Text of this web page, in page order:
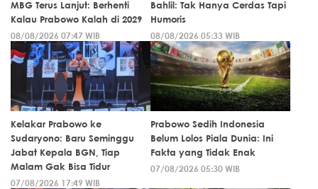
MBG Terus Lanjut: Berhenti
Kalau Prabowo Kalah di 2029
08/08/2026 07:47 WIB
Bahlil: Tak Hanya Cerdas Tapi
Humoris
08/08/2026 05:33 WIB
Kelakar Prabowo ke
Sudaryono: Baru Seminggu
Jabat Kepala BGN, Tiap
Malam Gak Bisa Tidur
07/08/2026 17:49 WIB
Prabowo Sedih Indonesia
Belum Lolos Piala Dunia: Ini
Fakta yang Tidak Enak
07/08/2026 05:30 WIB